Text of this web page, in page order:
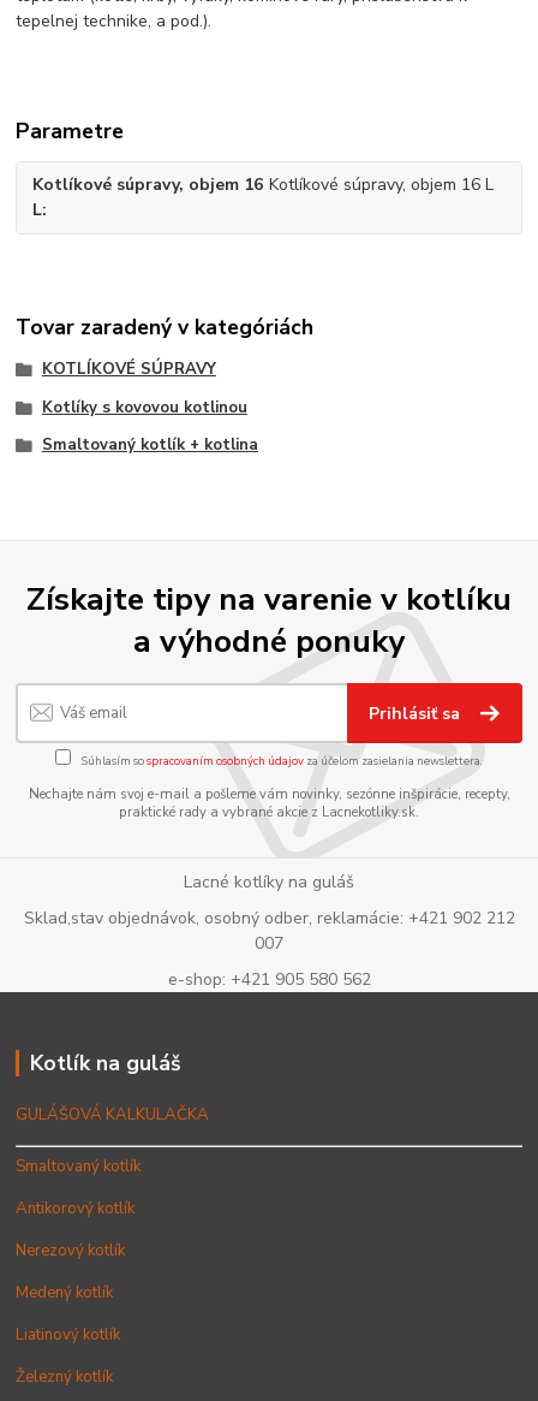
tepelnej technike, a pod.).
Parametre
Kotlíkové súpravy, objem 16
L
Kotlíkové súpravy, objem 16 L
Tovar zaradený v kategóriách
KOTLÍKOVÉ SÚPRAVY
Kotlíky s kovovou kotlinou
Smaltovaný kotlík + kotlina
Získajte tipy na varenie v kotlíku
a výhodné ponuky
Prihlásiť sa
Súhlasím sospracovaním osobných údajov za účelom zasielania newslettera.
Nechajte nám svoj e-mail a pošleme vám novinky, sezónne inšpirácie, recepty,
praktické rady a vybrané akcie z Lacnekotliky.sk.
Lacné kotlíky na guláš
Sklad,stav objednávok, osobný odber, reklamácie: +421 902 212
007
e-shop: +421 905 580 562
Kotlík na guláš
GULÁŠOVÁ KALKULAČKA
Smaltovaný kotlík
Antikorový kotlík
Nerezový kotlík
Medený kotlík
Liatinový kotlík
Železný kotlík